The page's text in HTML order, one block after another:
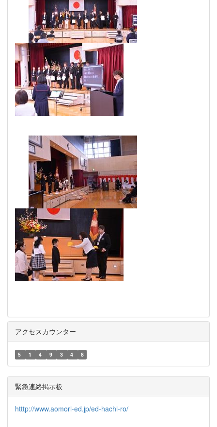
アクセスカウンター
5 1 4 9 3 4 8
緊急連絡掲示板
htttp://www.aomori-ed.jp/ed-hachi-ro/